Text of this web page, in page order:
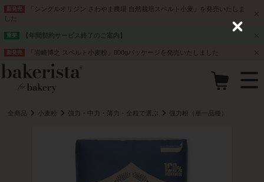
新発売
「シングルオリジン さわやま農場 自然栽培スペルト小麦」を発売いたしま
した
重要 【年間契約サービス終了のご案内】
新発売 「岩崎博之 スペルト小麦粉」800gパッケージを発売いたしました
全商品 小麦粉 強力・中力・薄力・全粒で選ぶ 強力粉（単一品種）
C